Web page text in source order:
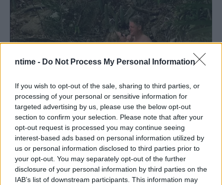
ntime - Do Not Process My Personal Information
If you wish to opt-out of the sale, sharing to third parties, or
processing of your personal or sensitive information for
targeted advertising by us, please use the below opt-out
section to confirm your selection. Please note that after your
opt-out request is processed you may continue seeing
interest-based ads based on personal information utilized by
us or personal information disclosed to third parties prior to
your opt-out. You may separately opt-out of the further
disclosure of your personal information by third parties on the
IAB’s list of downstream participants. This information may